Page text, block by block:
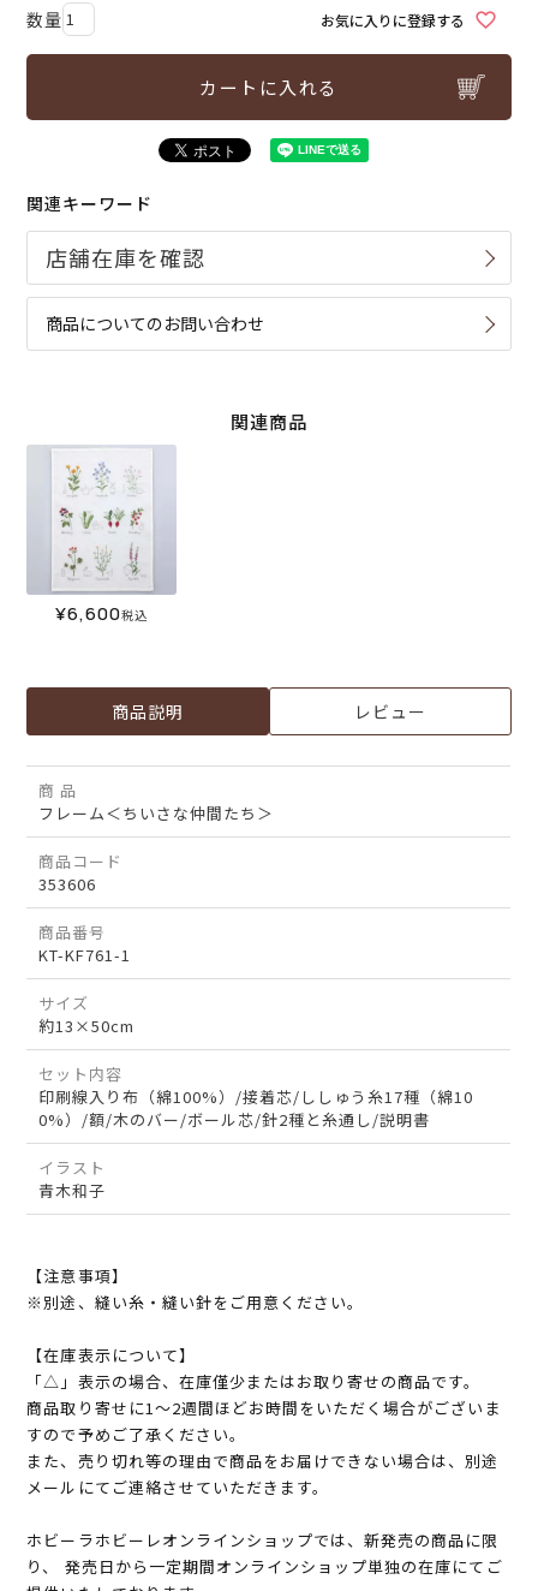
お気に入りに登録する
カートに入れる
関連キーワード
商品についてのお問い合わせ
関連商品
¥6,600税込
商品説明 レビュー
商 品
フレーム＜ちいさな仲間たち＞
商品コード
353606
商品番号
KT-KF761-1
サイズ
約13×50cm
セット内容
印刷線入り布（綿100%）/接着芯/ししゅう糸17種（綿10
0%）/額/木のバー/ボール芯/針2種と糸通し/説明書
イラスト
青木和子
【注意事項】
※別途、縫い糸・縫い針をご用意ください。
【在庫表示について】
「△」表示の場合、在庫僅少またはお取り寄せの商品です。
商品取り寄せに1～2週間ほどお時間をいただく場合がございま
すので予めご了承ください。
また、売り切れ等の理由で商品をお届けできない場合は、別途
メールにてご連絡させていただきます。
ホビーラホビーレオンラインショップでは、新発売の商品に限
り、 発売日から一定期間オンラインショップ単独の在庫にてご